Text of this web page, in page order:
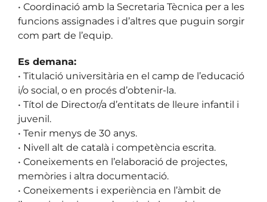
• Coordinació amb la Secretaria Tècnica per a les
funcions assignades i d’altres que puguin sorgir
com part de l’equip.
Es demana:
• Titulació universitària en el camp de l’educació
i/o social, o en procés d’obtenir-la.
• Títol de Director/a d’entitats de lleure infantil i
juvenil.
• Tenir menys de 30 anys.
• Nivell alt de català i competència escrita.
• Coneixements en l’elaboració de projectes,
memòries i altra documentació.
• Coneixements i experiència en l’àmbit de